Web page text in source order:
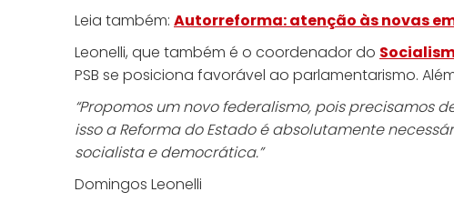
Leia também: Autorreforma: atenção às novas
Leonelli, que também é o coordenador do
PSB se posiciona favorável ao parlamentarismo.
“Propomos um novo federalismo, pois precisamos
isso a Reforma do Estado é absolutamente
socialista e democrática.”
Domingos Leonelli